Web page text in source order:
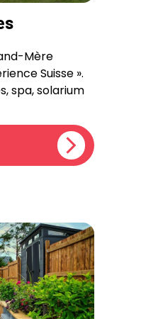
Mère
Suisse ».
spa, solarium